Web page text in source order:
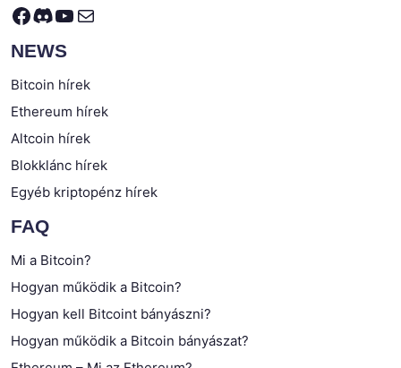
Facebook
Discord
YouTube
Mail
NEWS
Bitcoin hírek
Ethereum hírek
Altcoin hírek
Blokklánc hírek
Egyéb kriptopénz hírek
FAQ
Mi a Bitcoin?
Hogyan működik a Bitcoin?
Hogyan kell Bitcoint bányászni?
Hogyan működik a Bitcoin bányászat?